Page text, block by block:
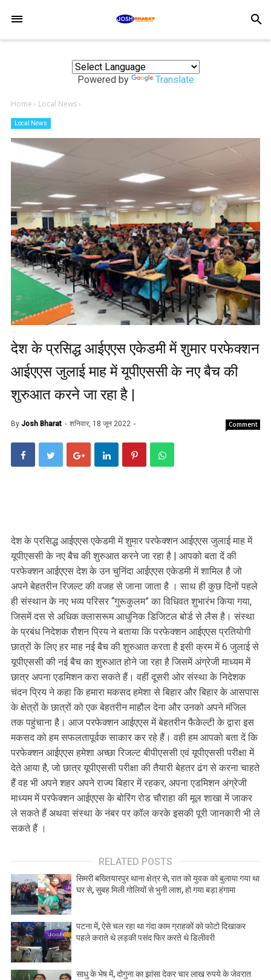
search
Powered by Translate
Home › Local News›
Local News
देश के प्रसिद्ध आईएएस एकेडमी में शुमार परफेक्शन
आईएएस जुलाई माह में यूपीएससी के नए बैच की
शुरुआत करने जा रहा है |
By Josh Bharat शनिवार, 18 जून 2022 Comment
देश के प्रसिद्ध आईएएस एकेडमी में शुमार परफेक्शन आईएएस जुलाई माह में
यूपीएससी के नए बैच की शुरुआत करने जा रहा है | आपको बता दें की
परफेक्शन आईएएस देश के उन चुनिंदा आईएएस एकेडमी में शामिल है जो
अपने बेहतरीन रिजल्ट की वजह से जाना जाता है । साथ ही कुछ दिनों पहले
ही संस्थान के नए भव्य परिसर “गुरूकुलम” का विधिवत शुभारंभ किया गया,
जिसमें दस से अधिक क्लासरूम आधुनिक डिजिटल बोर्ड से लैस है। संस्था
के प्रबंध निदेशक रौशन प्रिय ने बताया कि परफेक्शन आईएएस प्रतियोगी
छात्रों के लिए हर माह नई बैच की शुरुआत करता है इसी क्रम में 6 जुलाई से
यूपीएससी की नई बैच का शुरुआत होने जा रहा है जिसमें अंग्रेजी माध्यम में
छात्र अपना एडमिशन करा सकते हैं। वहीं दूसरी ओर संस्था के निदेशक
चंदन प्रिय ने कहा कि हमारा मकसद हमेशा से बिहार और बिहार के आसपास
के क्षेत्रों के छात्रों को एक बेहतरीन माहौल देना और उनको अपने मंजिल
तक पहुंचाना है। आज परफेक्शन आईएएस में बेहतरीन फैकेल्टी के द्वारा इस
मकसद को हम सफलतापूर्वक साकार कर रहे हैं। वही हम आपको बता दें कि
परफेक्शन आईएएस हमेशा अच्छा रिजल्ट बीपीएससी एवं यूपीएससी परीक्षा में
देते आया है, जो छात्र यूपीएससी परीक्षा की तैयारी बेहतर ढंग से करना चाहते
हैं वह भी अपने शहर अपने राज्य बिहार में रहकर, अपना एडमिशन अंग्रेजी
माध्यम में परफेक्शन आईएएस के बोरिंग रोड चौराहा की मूल शाखा में जाकर
ले सकते हैं अथवा संस्था के नंबर पर कॉल करके इसकी पूरी जानकारी भी ले
सकते हैं ।
RELATED POSTS
सिमरी बख्तियारपुर थाना क्षेत्र से, रात को युवक को बुलाया गया था
घर से, सुबह मिली गोलियों से भुनी लाश, हो गया बड़ा हंगामा
पटना में, ऐसे चल रहा था गंदा काम ग्राहकों को फोटो दिखाकर
पहले कराते थे लड़की पसंद फिर करते थे डिलीवरी
साधु के भेष में, दोगुना का झांसा देकर चार लाख रुपये के जेवरात